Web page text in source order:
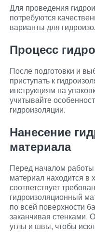
Для проведения
потребуются
варианты для
Процесс
После подготовки и
приступать к
инструкциям на
учитывайте
гидроизоляции.
Нанесение
материала
Перед началом
материал находится в
соответствует
гидроизоляционный
по всей поверхности
заканчивая стенками.
углы и швы, чтобы